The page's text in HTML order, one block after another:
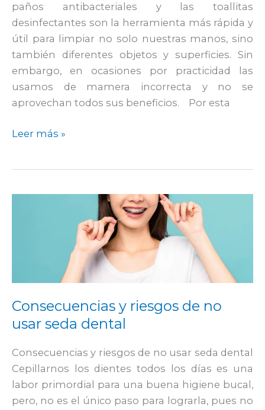
paños antibacteriales y las toallitas
desinfectantes son la herramienta más rápida y
útil para limpiar no solo nuestras manos, sino
también diferentes objetos y superficies. Sin
embargo, en ocasiones por practicidad las
usamos de mamera incorrecta y no se
aprovechan todos sus beneficios. Por esta
Leer más »
Consecuencias y riesgos de no
usar seda dental
Consecuencias y riesgos de no usar seda dental
Cepillarnos los dientes todos los días es una
labor primordial para una buena higiene bucal,
pero, no es el único paso para lograrla, pues no
usar
dental